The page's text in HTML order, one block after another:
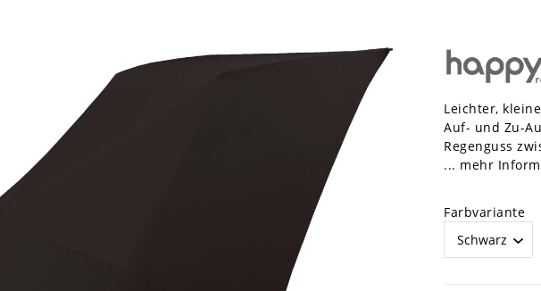
Leichter,
Auf- und Zu-
Regenguss
... mehr
Farbvariante